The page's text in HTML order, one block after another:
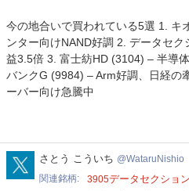
今の地合いで買われている5選 1. キ
ンター向けNAND好調 2. データセ
益3.5倍 3. 富士紡HD (3104) – 半導
バンクG (9984) – Arm好調、日経の
ーバー向け急騰中
WataruNishio
さとう こういち WataruNishio
関連銘柄
3905データセクション